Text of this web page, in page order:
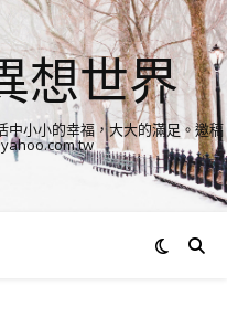
想世界
中小小的幸福，大大的滿足。邀稿